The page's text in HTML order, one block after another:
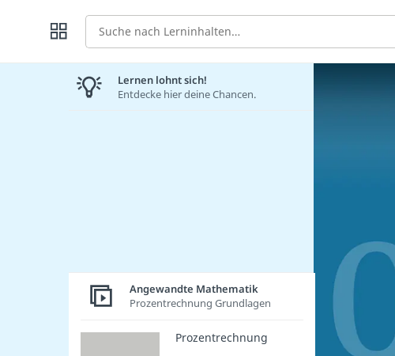
Suche
Lernen lohnt sich!
Entdecke hier deine Chancen.
Angewandte Mathematik
Prozentrechnung Grundlagen
Prozentrechnung